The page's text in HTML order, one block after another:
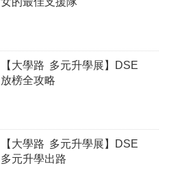
【大學路 多元升學展】DSE
放榜全攻略
【大學路 多元升學展】DSE
多元升學出路